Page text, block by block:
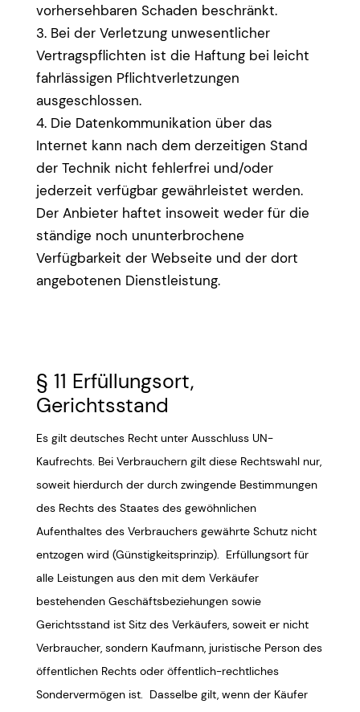
vorhersehbaren Schaden beschränkt.
3. Bei der Verletzung unwesentlicher
Vertragspflichten ist die Haftung bei leicht
fahrlässigen Pflichtverletzungen
ausgeschlossen.
4. Die Datenkommunikation über das
Internet kann nach dem derzeitigen Stand
der Technik nicht fehlerfrei und/oder
jederzeit verfügbar gewährleistet werden.
Der Anbieter haftet insoweit weder für die
ständige noch ununterbrochene
Verfügbarkeit der Webseite und der dort
angebotenen Dienstleistung.
§ 11 Erfüllungsort,
Gerichtsstand
Es gilt deutsches Recht unter Ausschluss UN-
Kaufrechts. Bei Verbrauchern gilt diese Rechtswahl nur,
soweit hierdurch der durch zwingende Bestimmungen
des Rechts des Staates des gewöhnlichen
Aufenthaltes des Verbrauchers gewährte Schutz nicht
entzogen wird (Günstigkeitsprinzip). Erfüllungsort für
alle Leistungen aus den mit dem Verkäufer
bestehenden Geschäftsbeziehungen sowie
Gerichtsstand ist Sitz des Verkäufers, soweit er nicht
Verbraucher, sondern Kaufmann, juristische Person des
öffentlichen Rechts oder öffentlich-rechtliches
Sondervermögen ist. Dasselbe gilt, wenn der Käufer